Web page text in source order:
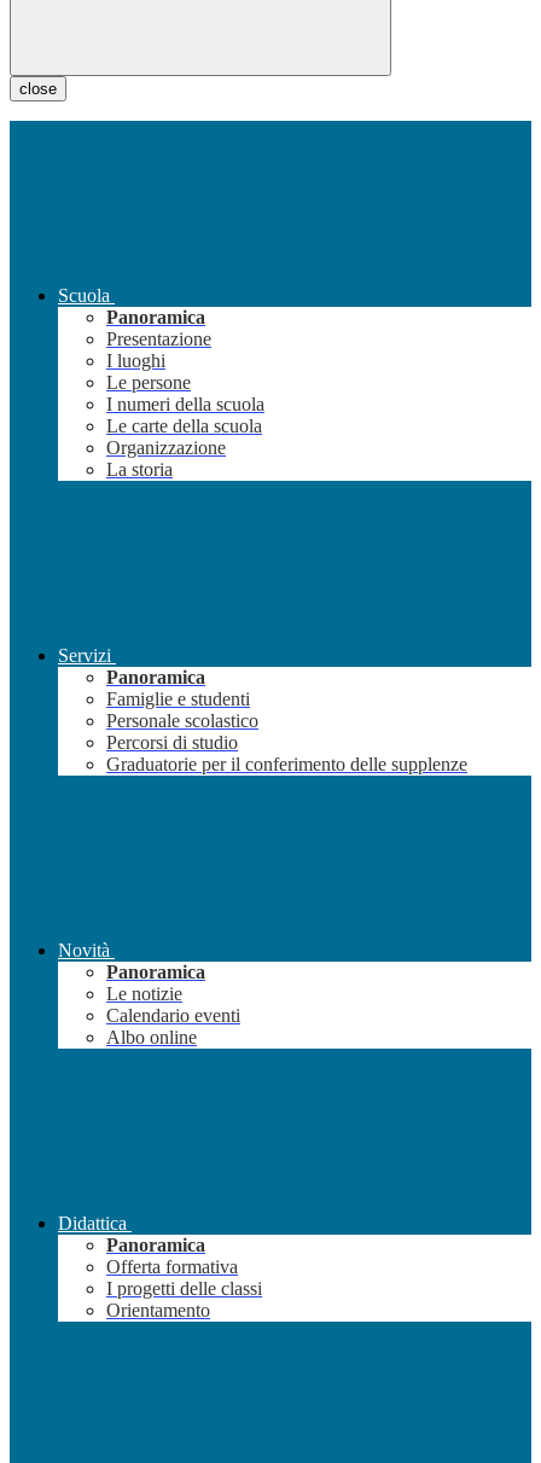
close
Scuola
Panoramica
Presentazione
I luoghi
Le persone
I numeri della scuola
Le carte della scuola
Organizzazione
La storia
Servizi
Panoramica
Famiglie e studenti
Personale scolastico
Percorsi di studio
Graduatorie per il conferimento delle supplenze
Novità
Panoramica
Le notizie
Calendario eventi
Albo online
Didattica
Panoramica
Offerta formativa
I progetti delle classi
Orientamento